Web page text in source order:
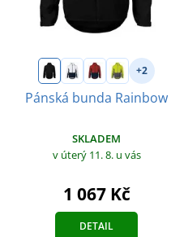
+2
Pánská bunda Rainbow
SKLADEM
v úterý 11. 8. u vás
1 067 Kč
DETAIL